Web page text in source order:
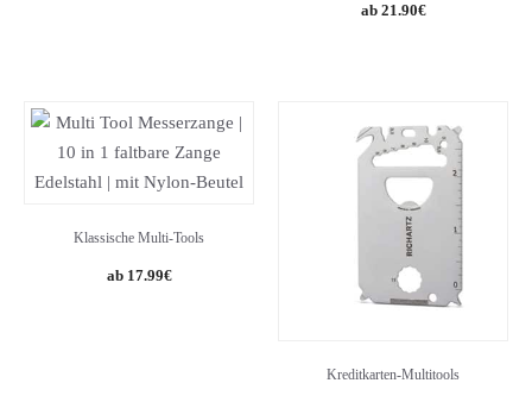
21.90€
Klassische Multi-Tools
17.99€
Kreditkarten-Multitools